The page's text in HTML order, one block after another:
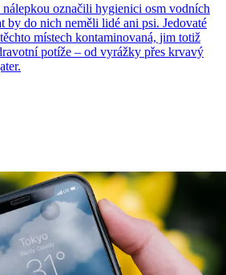
označili hygienici osm vodních
by do nich neměli lidé ani psi. Jedovaté
místech kontaminovaná, jim totiž
potíže – od vyrážky přes krvavý